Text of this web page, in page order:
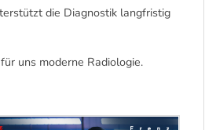
die Diagnostik langfristig
uns moderne Radiologie.